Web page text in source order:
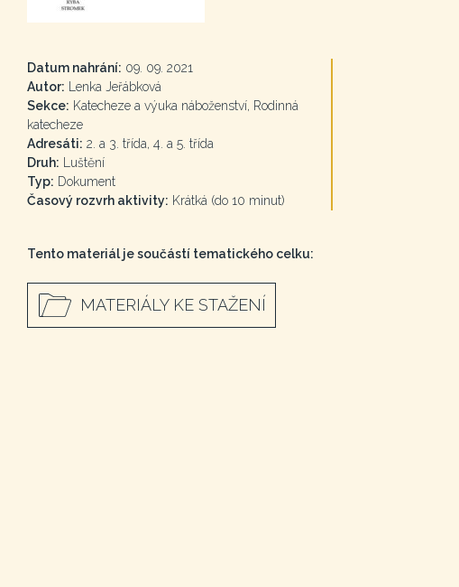
Datum nahrání: 09. 09. 2021
Autor: Lenka Jeřábková
Sekce: Katecheze a výuka náboženství, Rodinná
katecheze
Adresáti: 2. a 3. třída, 4. a 5. třída
Druh: Luštění
Typ: Dokument
Časový rozvrh aktivity: Krátká (do 10 minut)
Tento materiál je součástí tematického celku:
MATERIÁLY KE STAŽENÍ